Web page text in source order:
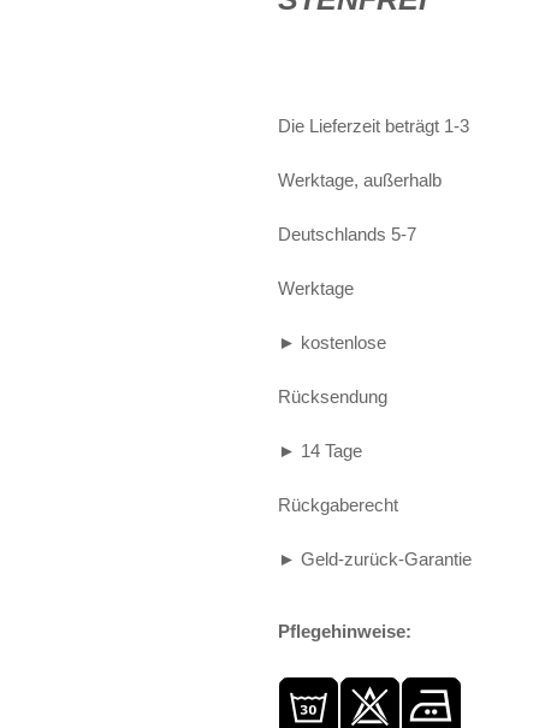
Die Lieferzeit beträgt 1-3
Werktage, außerhalb
Deutschlands 5-7
Werktage
► kostenlose
Rücksendung
► 14 Tage
Rückgaberecht
► Geld-zurück-Garantie
Pflegehinweise: